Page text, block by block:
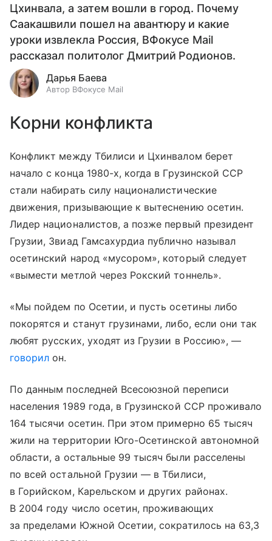
Цхинвала, а затем вошли в город. Почему
Саакашвили пошел на авантюру и какие
уроки извлекла Россия, ВФокусе Mail
рассказал политолог Дмитрий Родионов.
Дарья Баева
Автор ВФокусе Mail
Корни конфликта
Конфликт между Тбилиси и Цхинвалом берет
начало с конца 1980-х, когда в Грузинской ССР
стали набирать силу националистические
движения, призывающие к вытеснению осетин.
Лидер националистов, а позже первый президент
Грузии, Звиад Гамсахурдиа публично называл
осетинский народ «мусором», который следует
«вымести метлой через Рокский тоннель».
«Мы пойдем по Осетии, и пусть осетины либо
покорятся и станут грузинами, либо, если они так
любят русских, уходят из Грузии в Россию», —
говорил он.
По данным последней Всесоюзной переписи
населения 1989 года, в Грузинской ССР проживало
164 тысячи осетин. При этом примерно 65 тысяч
жили на территории Юго-Осетинской автономной
области, а остальные 99 тысяч были расселены
по всей остальной Грузии — в Тбилиси,
в Горийском, Карельском и других районах.
В 2004 году число осетин, проживающих
за пределами Южной Осетии, сократилось на 63,3